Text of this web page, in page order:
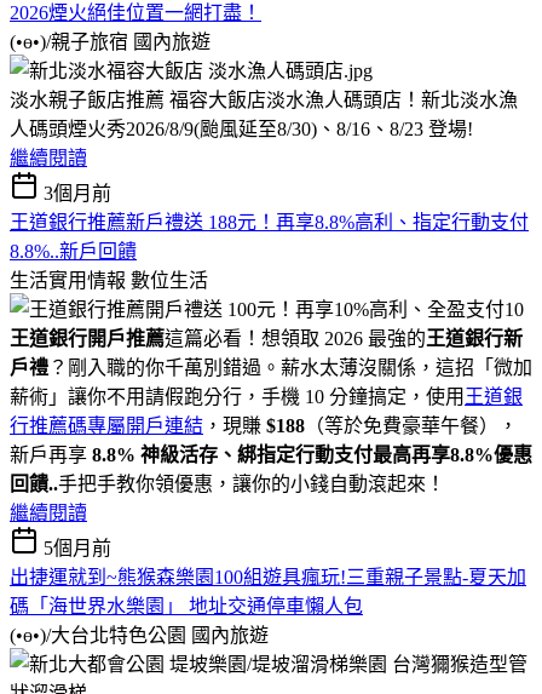
2026煙火絕佳位置一網打盡！
(•ө•)/親子旅宿 國內旅遊
淡水親子飯店推薦 福容大飯店淡水漁人碼頭店！新北淡水漁
人碼頭煙火秀2026/8/9(颱風延至8/30)、8/16、8/23 登場!
繼續閱讀
3個月前
王道銀行推薦新戶禮送 188元！再享8.8%高利、指定行動支付
8.8%..新戶回饋
生活實用情報 數位生活
王道銀行開戶推薦這篇必看！想領取 2026 最強的王道銀行新
戶禮 ？剛入職的你千萬別錯過。薪水太薄沒關係，這招「微加
薪術」讓你不用請假跑分行，手機 10 分鐘搞定，使用 王道銀
行推薦碼專屬開戶連結 ，現賺 $188 （等於免費豪華午餐），
新戶再享 8.8% 神級活存、綁指定行動支付最高再享8.8%優惠
回饋..手把手教你領優惠，讓你的小錢自動滾起來！
繼續閱讀
5個月前
出捷運就到~熊猴森樂園100組遊具瘋玩!三重親子景點-夏天加
碼「海世界水樂園」 地址交通停車懶人包
(•ө•)/大台北特色公園 國內旅遊